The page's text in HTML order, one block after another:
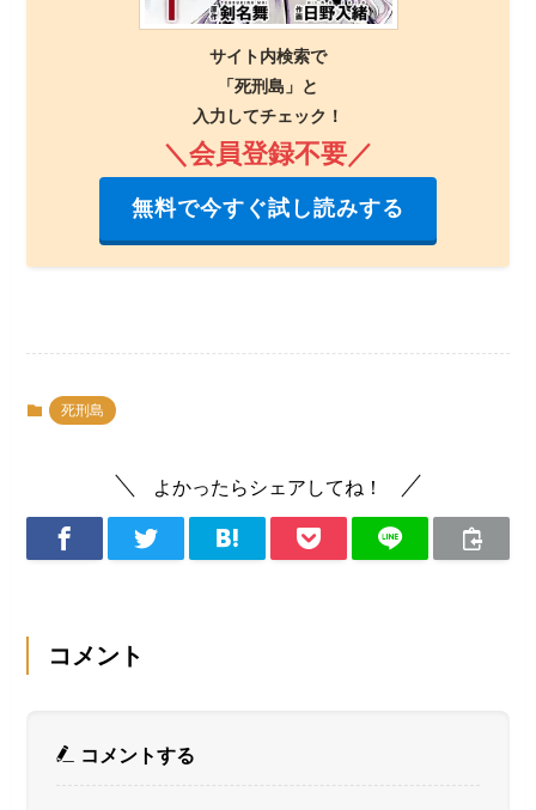
サイト内検索で
「死刑島」と
入力してチェック！
＼会員登録不要／
無料で今すぐ試し読みする
死刑島
よかったらシェアしてね！
コメント
コメントする